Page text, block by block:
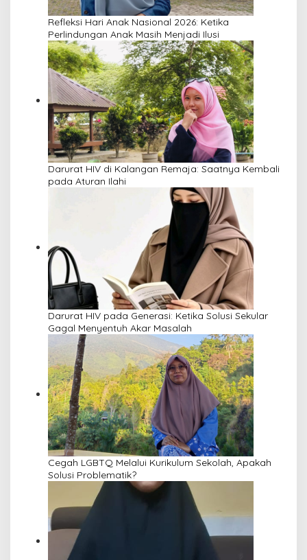
Refleksi Hari Anak Nasional 2026: Ketika
Perlindungan Anak Masih Menjadi Ilusi
Darurat HIV di Kalangan Remaja: Saatnya Kembali
pada Aturan Ilahi
Darurat HIV pada Generasi: Ketika Solusi Sekular
Gagal Menyentuh Akar Masalah
Cegah LGBTQ Melalui Kurikulum Sekolah, Apakah
Solusi Problematik?